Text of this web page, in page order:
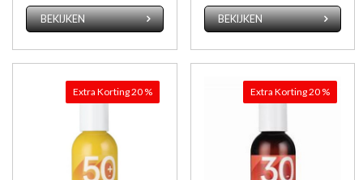
BEKIJKEN BEKIJKEN
Extra Korting 20 % Extra Korting 20 %